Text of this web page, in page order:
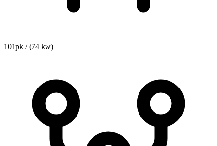
101pk / (74 kw)